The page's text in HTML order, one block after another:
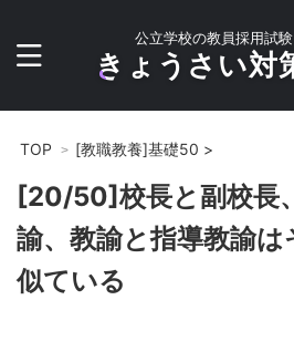
公立学校の教員採用試
きょうさい対
TOP [教職教養]基礎50 >
[20/50]校長と副校長
諭、教諭と指導教諭
似ている